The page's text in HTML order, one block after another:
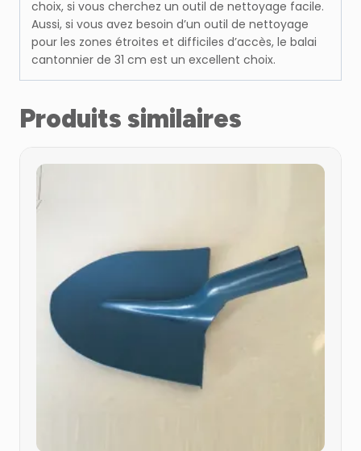
choix, si vous cherchez un outil de nettoyage facile.
Aussi, si vous avez besoin d’un outil de nettoyage
pour les zones étroites et difficiles d’accès, le balai
cantonnier de 31 cm est un excellent choix.
Produits similaires